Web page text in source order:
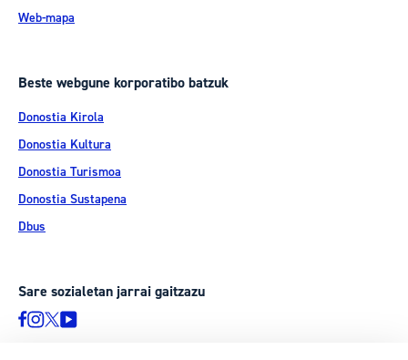
Web-mapa
Beste webgune korporatibo batzuk
Donostia Kirola
Donostia Kultura
Donostia Turismoa
Donostia Sustapena
Dbus
Sare sozialetan jarrai gaitzazu